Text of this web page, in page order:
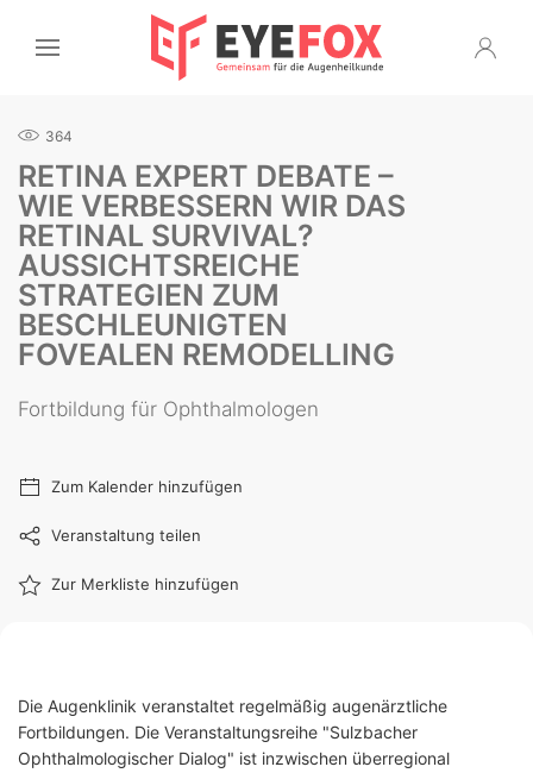
364
RETINA EXPERT DEBATE –
WIE VERBESSERN WIR DAS
RETINAL SURVIVAL?
AUSSICHTSREICHE
STRATEGIEN ZUM
BESCHLEUNIGTEN
FOVEALEN REMODELLING
Fortbildung für Ophthalmologen
Zum Kalender hinzufügen
Veranstaltung teilen
Zur Merkliste hinzufügen
Die Augenklinik veranstaltet regelmäßig augenärztliche
Fortbildungen. Die Veranstaltungsreihe "Sulzbacher
Ophthalmologischer Dialog" ist inzwischen überregional